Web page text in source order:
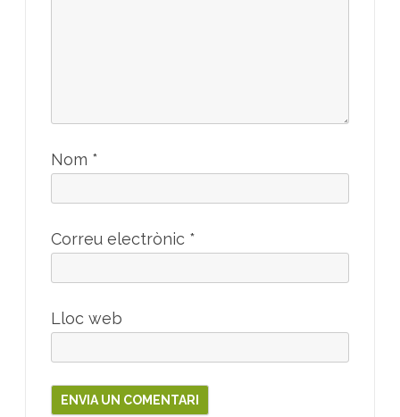
Nom *
Correu electrònic *
Lloc web